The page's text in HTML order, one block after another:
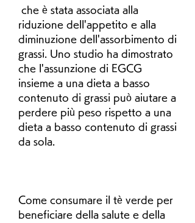
riduzione dell'appetito e alla
diminuzione dell'assorbimento di
grassi. Uno studio ha dimostrato
che l'assunzione di EGCG
insieme a una dieta a basso
contenuto di grassi può aiutare a
perdere più peso rispetto a una
dieta a basso contenuto di grassi
da sola.
Come consumare il tè verde per
beneficiare della salute e della